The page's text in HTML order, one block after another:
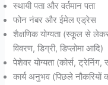
स्थायी पता और वर्तमान पता
फोन नंबर और ईमेल एड्रेस
शैक्षणिक योग्यता (स्कूल से
विवरण, डिग्री, डिप्लोमा आदि)
पेशेवर योग्यता (कोर्स, ट्रेनिंग,
कार्य अनुभव (पिछले नौकरियों